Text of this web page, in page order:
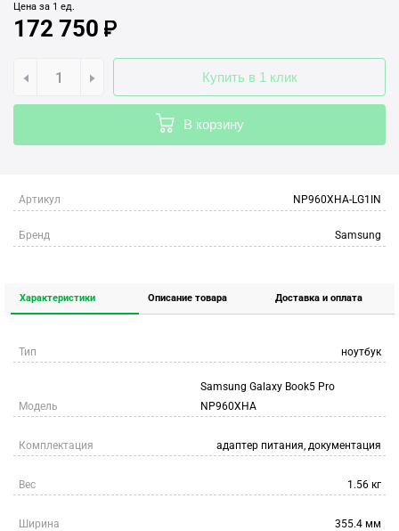
Цена за 1 ед.
172 750
Купить в 1 клик
В корзину
Артикул NP960XHA-LG1IN
Бренд Samsung
Характеристики Описание товара Доставка и оплата
Тип ноутбук
Модель
Samsung Galaxy Book5 Pro
NP960XHA
Комплектация адаптер питания, документация
Вес 1.56 кг
Ширина 355.4 мм